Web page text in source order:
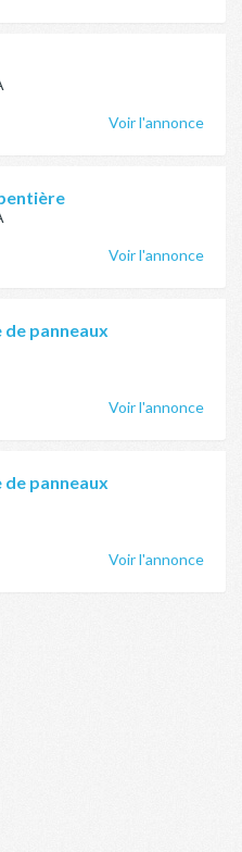
Voir l'annonce
Voir l'annonce
panneaux
Voir l'annonce
panneaux
Voir l'annonce